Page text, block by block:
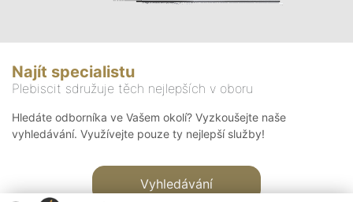
Najít specialistu
Plebiscit sdružuje těch nejlepších v oboru
Hledáte odborníka ve Vašem okolí? Vyzkoušejte naše
vyhledávání. Využívejte pouze ty nejlepší služby!
Vyhledávání